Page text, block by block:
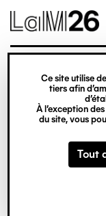
Gestion des
Ce site utilise
tiers afin
À l’exception
du site, vous
Tout
contenu